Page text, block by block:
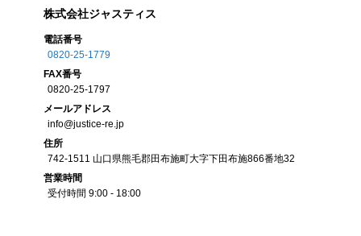
株式会社ジャスティス
電話番号
0820-25-1779
FAX番号
0820-25-1797
メールアドレス
info@justice-re.jp
住所
742-1511 山口県熊毛郡田布施町大字下田布施866番地32
営業時間
受付時間 9:00 - 18:00